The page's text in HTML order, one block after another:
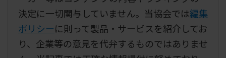
決定に一切関与していません。当協会では編集
ポリシーに則って製品・サービスを紹介してお
り、企業等の意見を代弁するものではありませ